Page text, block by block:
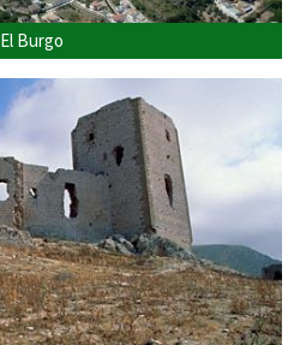
El Burgo